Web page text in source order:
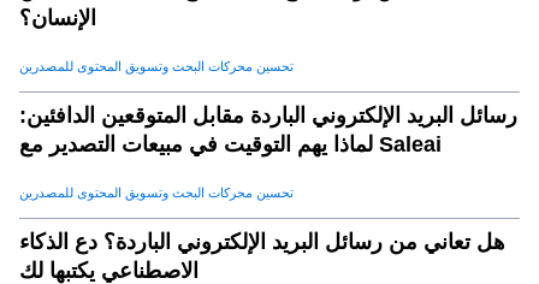
الإنسان؟
تحسين محركات البحث وتسويق المحتوى للمصدرين
رسائل البريد الإلكتروني الباردة مقابل المتوقعين الدافئين:
لماذا يهم التوقيت في مبيعات التصدير مع Saleai
تحسين محركات البحث وتسويق المحتوى للمصدرين
هل تعاني من رسائل البريد الإلكتروني الباردة؟ دع الذكاء
الاصطناعي يكتبها لك